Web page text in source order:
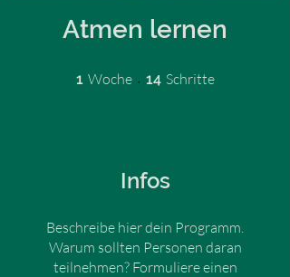
Atmen lernen
1 Woche 1 Woche
14 Schritte
Infos
Beschreibe hier dein Programm.
Warum sollten Personen daran
teilnehmen? Formuliere einen